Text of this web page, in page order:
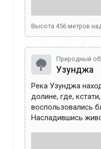
Высота 456 метров
Природный
Узунджа
Река Узунджа
долине, где,
воспользовались
Насладившись